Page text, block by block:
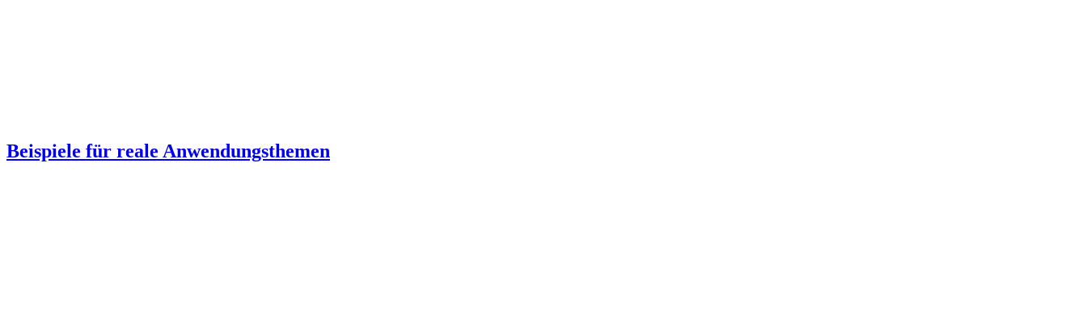
Beispiele für reale Anwendungsthemen